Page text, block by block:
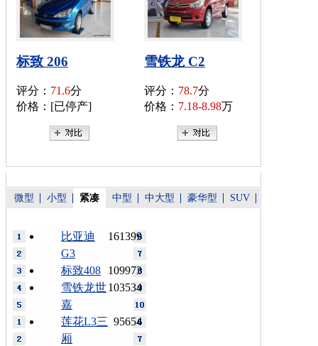
标致 206
评分： 71.6分
价格：[已停产]
雪铁龙 C2
评分： 78.7分
价格： 7.18-8.98万
微型 小型 紧凑 中型 中大型 豪华型 SUV
161399
比亚迪
G3
109973
标致408
103534
雪铁龙世
嘉
95654
莲花L3三
厢